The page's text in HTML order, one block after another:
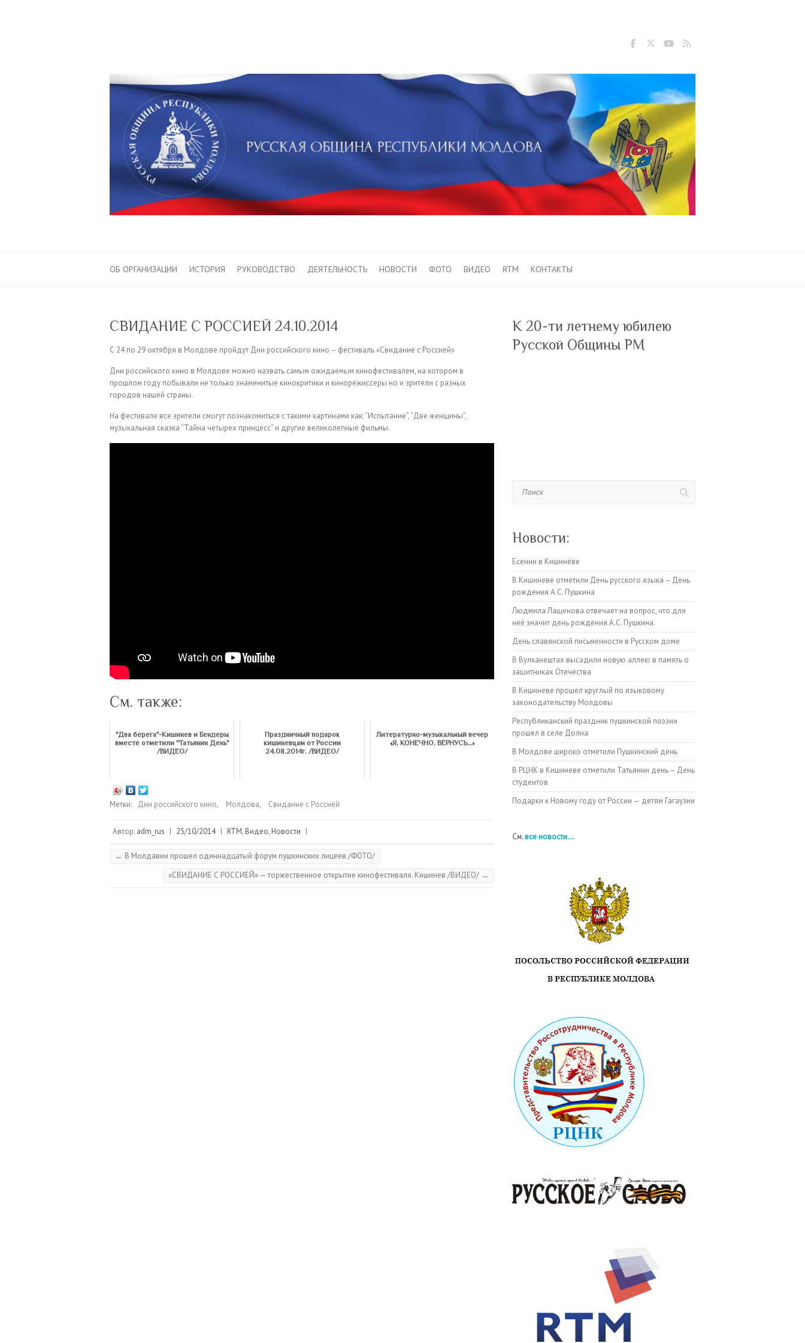
ОБ ОРГАНИЗАЦИИ ИСТОРИЯ РУКОВОДСТВО ДЕЯТЕЛЬНОСТЬ НОВОСТИ ФОТО ВИДЕО RTM КОНТАКТЫ
CВИДАНИЕ С РОССИЕЙ 24.10.2014
С 24 по 29 октября в Молдове пройдут Дни российского кино – фестиваль «Свидание с Россией»
Дни российского кино в Молдове можно назвать самым ожидаемым кинофестивалем, на котором в
прошлом году побывали не только знаменитые кинокритики и кинорежиссеры но и зрители с разных
городов нашей страны.
На фестивале все зрители смогут познакомиться с такими картинами как: “Испытание”, “Две женщины”,
музыкальная сказка “Тайна четырех принцесс” и другие великолепные фильмы.
См. также:
"Два берега"-Кишинев и Бендеры
вместе отметили "Татьянин День"
/ВИДЕО/
Праздничный подарок
кишиневцам от России
24.08.2014г. /ВИДЕО/
Литературно-музыкальный вечер
«Я, КОНЕЧНО, ВЕРНУСЬ…»
Метки: Дни российского кино, Молдова, Свидание с Россией
Автор: adm_rus | 25/10/2014 | RTM, Видео, Новости |
← В Молдавии прошел одиннадцатый форум пушкинских лицеев /ФОТО/
«CВИДАНИЕ С РОССИЕЙ» — торжественное открытие кинофестиваля. Кишинев /ВИДЕО/ →
К 20-ти летнему юбилею
Русской Общины РМ
Новости:
Есенин в Кишинёве
В Кишиневе отметили День русского языка – День
рождения А.С. Пушкина
Людмила Лащенова отвечает на вопрос, что для
неё значит день рождения А.С. Пушкина.
День славянской письменности в Русском доме
В Вулканештах высадили новую аллею в память о
защитниках Отечества
В Кишиневе прошел круглый по языковому
законодательству Молдовы
Республиканский праздник пушкинской поэзии
прошел в селе Долна
В Молдове широко отметили Пушкинский день
В РЦНК в Кишиневе отметили Татьянин день – День
студентов
Подарки к Новому году от России — детям Гагаузии
См.все новости...